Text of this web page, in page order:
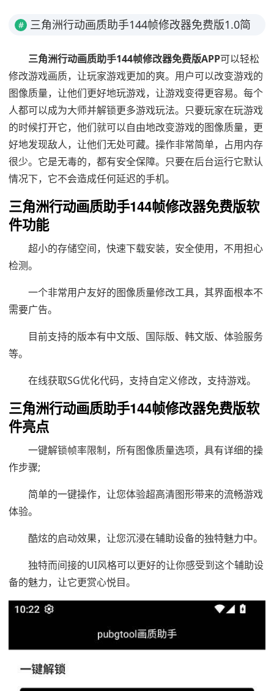
#
三角洲行动画质助手144帧修改器免费版1.0简
三角洲行动画质助手144帧修改器免费版APP可以轻松
修改游戏画质，让玩家游戏更加的爽。用户可以改变游戏的
图像质量，让他们更好地玩游戏，让游戏变得更容易。每个
人都可以成为大师并解锁更多游戏玩法。只要玩家在玩游戏
的时候打开它，他们就可以自由地改变游戏的图像质量，更
好地发现敌人，让他们无处可藏。操作非常简单，占用内存
很少。它是无毒的，都有安全保障。只要在后台运行它默认
情况下，它不会造成任何延迟的手机。
三角洲行动画质助手144帧修改器免费版软
件功能
超小的存储空间，快速下载安装，安全使用，不用担心
检测。
一个非常用户友好的图像质量修改工具，其界面根本不
需要广告。
目前支持的版本有中文版、国际版、韩文版、体验服务
等。
在线获取SG优化代码，支持自定义修改，支持游戏。
三角洲行动画质助手144帧修改器免费版软
件亮点
一键解锁帧率限制，所有图像质量选项，具有详细的操
作步骤;
简单的一键操作，让您体验超高清图形带来的流畅游戏
体验。
酷炫的启动效果，让您沉浸在辅助设备的独特魅力中。
独特而间接的UI风格可以更好的让你感受到这个辅助设
备的魅力，让它更赏心悦目。